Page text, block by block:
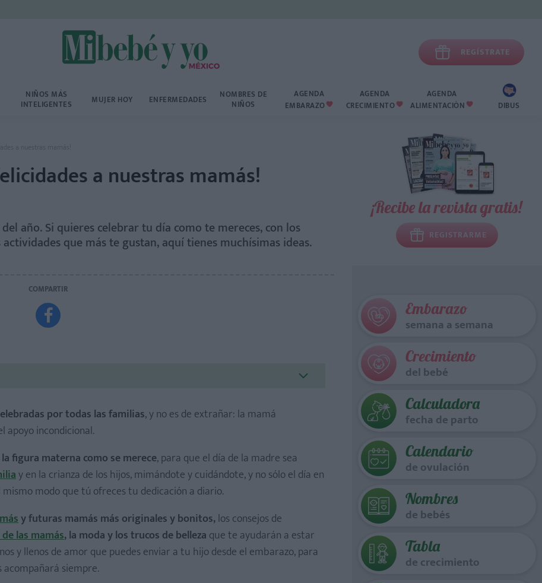
 REGÍSTRATE
NIÑOS MÁS
INTELIGENTES MUJER HOY ENFERMEDADES NOMBRES DE
NIÑOS
AGENDA
EMBARAZO 
AGENDA
CRECIMIENTO 
AGENDA
ALIMENTACIÓN  DIBUS
a nuestras mamás!
a nuestras mamás!
año. Si quieres celebrar tu día como te mereces, con los
que más te gustan, aquí tienes muchísimas ideas.
COMPARTIR

por todas las familias, y no es de extrañar: la mamá
apoyo incondicional.
figura materna como se merece, para que el día de la madre sea
y en la crianza de los hijos, mimándote y cuidándote, y no sólo el día en
modo que tú ofreces tu dedicación a diario.
y futuras mamás más originales y bonitos,los consejos de
las mamás, la moda y los trucos de belleza que te ayudarán a estar
y llenos de amor que puedes enviar a tu hijo desde el embarazo, para
siempre.
¡Recibe la revista gratis!
REGISTRARME
Embarazo
semana a semana
Crecimiento
del bebé
Calculadora
fecha de parto
Calendario
de ovulación
Nombres
de bebés
Tabla
de crecimiento